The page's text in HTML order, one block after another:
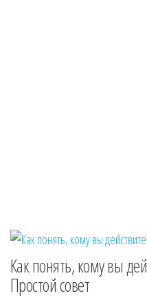
Как понять, кому вы
Простой совет